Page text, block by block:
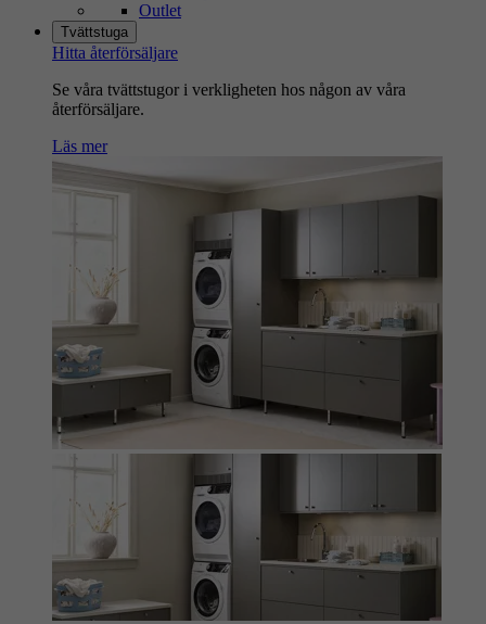
Outlet
Tvättstuga
Hitta återförsäljare
Se våra tvättstugor i verkligheten hos någon av våra
återförsäljare.
Läs mer